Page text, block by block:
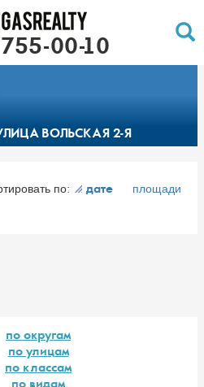
755-00-10
ВОЛЬСКАЯ 2-Я
по: дате площади
по округам
по улицам
по классам